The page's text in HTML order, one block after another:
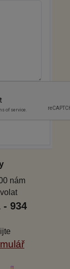
nám
- 934